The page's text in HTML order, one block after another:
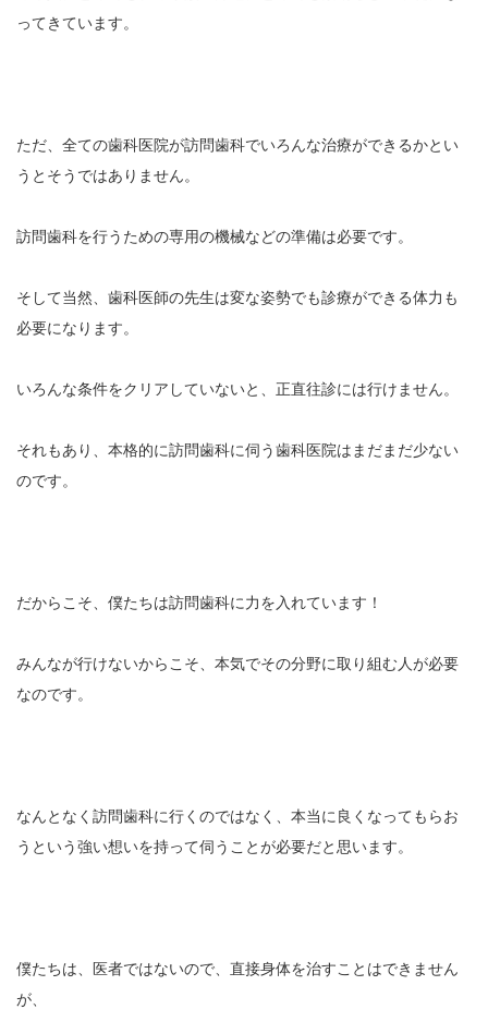
ってきています。
ただ、全ての歯科医院が訪問歯科でいろんな治療ができるかとい
うとそうではありません。
訪問歯科を行うための専用の機械などの準備は必要です。
そして当然、歯科医師の先生は変な姿勢でも診療ができる体力も
必要になります。
いろんな条件をクリアしていないと、正直往診には行けません。
それもあり、本格的に訪問歯科に伺う歯科医院はまだまだ少ない
のです。
だからこそ、僕たちは訪問歯科に力を入れています！
みんなが行けないからこそ、本気でその分野に取り組む人が必要
なのです。
なんとなく訪問歯科に行くのではなく、本当に良くなってもらお
うという強い想いを持って伺うことが必要だと思います。
僕たちは、医者ではないので、直接身体を治すことはできません
が、